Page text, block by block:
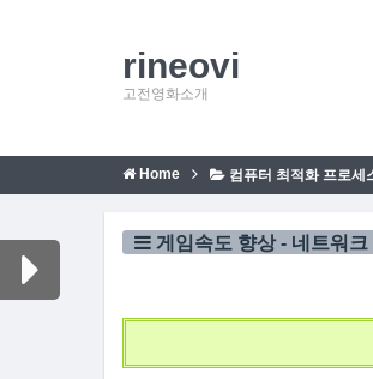
rineovi
고전영화소개
Home 컴퓨터 최적화 프로세
게임속도 향상 - 네트워